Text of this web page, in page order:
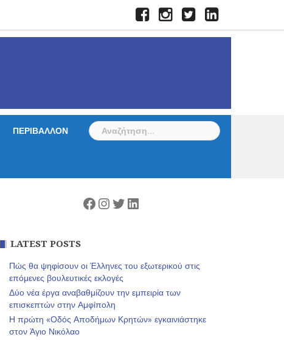
FacebookInstagramTwitterLinkedIn
ΠΕΡΙΒΑΛΛΟΝ
Αναζήτηση
για:
Facebook
Instagram
Twitter
Linkedin
LATEST POSTS
Πώς θα ψηφίσουν οι Έλληνες του εξωτερικού στις
επόμενες βουλευτικές εκλογές
Δύο νέα έργα αναβαθμίζουν την εμπειρία των
επισκεπτών στην Αμφίπολη
Η πρώτη «Οδός Αποδήμων Κρητών» εγκαινιάστηκε
στον Άγιο Νικόλαο